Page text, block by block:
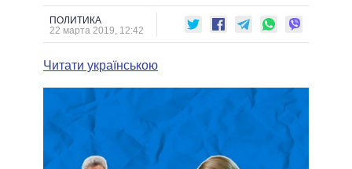
КАБИНЕТ МИНИСТРОВ
ГЛАВЫ ОБЛАДМИНИСТРАЦИЙ
ПОДДЕРЖАТЬ
СРАВНЕНИЕ ПОЛИТИКОВ
ПОЛИТИКА
22 марта 2019, 12:42
Читати українською